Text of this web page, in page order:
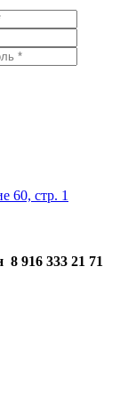
60, стр. 1
8 916 333 21 71